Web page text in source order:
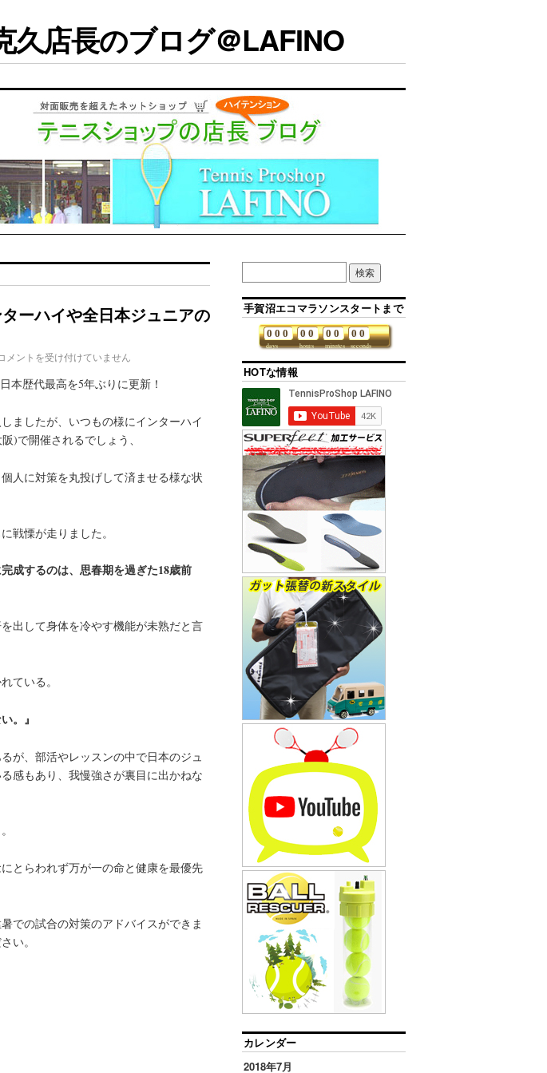
久店長のブログ＠LAFINO
ーハイや全日本ジュニアの
メントを受け付けていません
本歴代最高を5年ぶりに更新！
ましたが、いつもの様にインターハイ
)で開催されるでしょう、
人に対策を丸投げして済ませる様な状
戦慄が走りました。
成するのは、思春期を過ぎた18歳前
出して身体を冷やす機能が未熟だと言
ている。
。』
が、部活やレッスンの中で日本のジュ
感もあり、我慢強さが裏目に出かねな
とらわれず万が一の命と健康を最優先
での試合の対策のアドバイスができま
い。
手賀沼エコマラソンスタートまで
days
0 0 0
hours
0 0
minutes
0 0
seconds
0 0
HOTな情報
カレンダー
2018年7月